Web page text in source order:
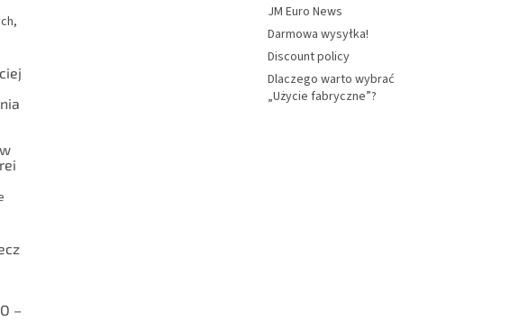
–
JM Euro News
Darmowa wysyłka!
Discount policy
Dlaczego warto wybrać
„Użycie fabryczne”?